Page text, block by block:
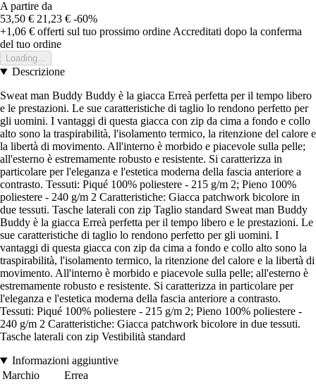
A partire da
53,50 € 21,23 € -60%
+1,06 € offerti sul tuo prossimo ordine Accreditati dopo la conferma
del tuo ordine
Loading...
Descrizione
Sweat man Buddy Buddy è la giacca Erreà perfetta per il tempo libero
e le prestazioni. Le sue caratteristiche di taglio lo rendono perfetto per
gli uomini. I vantaggi di questa giacca con zip da cima a fondo e collo
alto sono la traspirabilità, l'isolamento termico, la ritenzione del calore e
la libertà di movimento. All'interno è morbido e piacevole sulla pelle;
all'esterno è estremamente robusto e resistente. Si caratterizza in
particolare per l'eleganza e l'estetica moderna della fascia anteriore a
contrasto. Tessuti: Piqué 100% poliestere - 215 g/m 2; Pieno 100%
poliestere - 240 g/m 2 Caratteristiche: Giacca patchwork bicolore in
due tessuti. Tasche laterali con zip Taglio standard Sweat man Buddy
Buddy è la giacca Erreà perfetta per il tempo libero e le prestazioni. Le
sue caratteristiche di taglio lo rendono perfetto per gli uomini. I
vantaggi di questa giacca con zip da cima a fondo e collo alto sono la
traspirabilità, l'isolamento termico, la ritenzione del calore e la libertà di
movimento. All'interno è morbido e piacevole sulla pelle; all'esterno è
estremamente robusto e resistente. Si caratterizza in particolare per
l'eleganza e l'estetica moderna della fascia anteriore a contrasto.
Tessuti: Piqué 100% poliestere - 215 g/m 2; Pieno 100% poliestere -
240 g/m 2 Caratteristiche: Giacca patchwork bicolore in due tessuti.
Tasche laterali con zip Vestibilità standard
Informazioni aggiuntive
Marchio
Errea